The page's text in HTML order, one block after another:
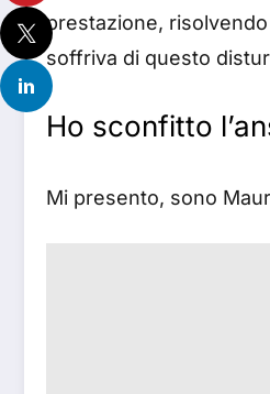
prestazione, risolvendo
soffriva di questo
Ho sconfitto
Mi presento, sono